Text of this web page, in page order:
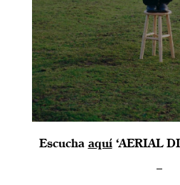
Escucha aquí‘AERIAL
–